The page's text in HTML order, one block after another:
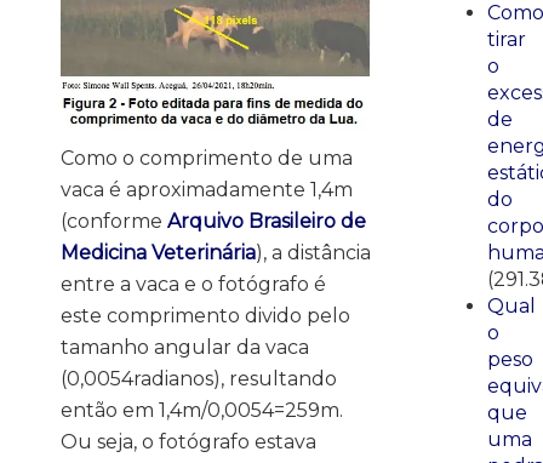
Como o comprimento de uma
vaca é aproximadamente 1,4m
(conforme Arquivo Brasileiro de
Medicina Veterinária), a distância
entre a vaca e o fotógrafo é
este comprimento divido pelo
tamanho angular da vaca
(0,0054radianos), resultando
então em 1,4m/0,0054=259m.
Ou seja, o fotógrafo estava
Como
tirar
o
de
do
corpo
Qual
o
peso
que
uma